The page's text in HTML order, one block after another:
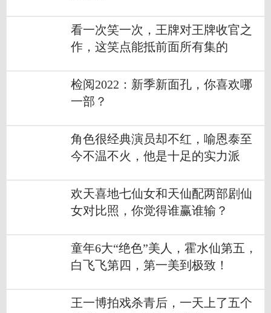
看一次笑一次，王牌对王牌收官之
作，这笑点能抵前面所有集的
检阅2022：新季新面孔，你喜欢哪
一部？
角色很经典演员却不红，喻恩泰至
今不温不火，他是十足的实力派
欢天喜地七仙女和天仙配两部剧仙
女对比照，你觉得谁赢谁输？
童年6大“绝色”美人，霍水仙第五，
白飞飞第四，第一美到极致！
王一博拍戏杀青后，一天上了五个